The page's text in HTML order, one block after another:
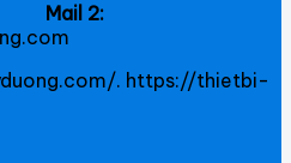
Mail 2:
. https://thietbi-